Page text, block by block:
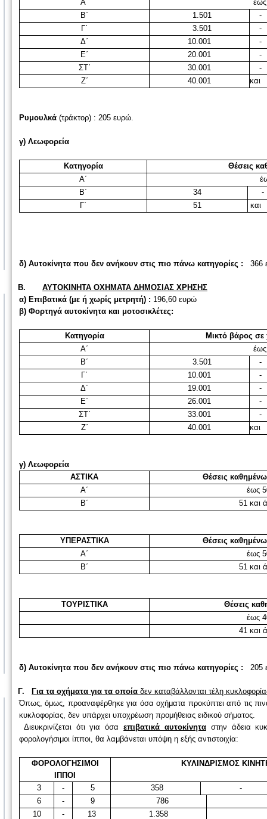
Α΄
έως
Β΄
1.501
-
Γ΄
3.501
-
Δ΄
10.001
-
Ε΄
20.001
-
ΣΤ΄
30.001
-
Ζ΄
40.001
Ρυμουλκά (τράκτορ) : 205 ευρώ.
γ) Λεωφορεία
Κατηγορία
Θέσεις
Α΄
Β΄
34
-
Γ΄
51
δ) Αυτοκίνητα που δεν ανήκουν στις πιο πάνω κατηγορίες : 366
Β. ΑΥΤΟΚΙΝΗΤΑ ΟΧΗΜΑΤΑ ΔΗΜΟΣΙΑΣ ΧΡΗΣΗΣ
α) Επιβατικά (με ή χωρίς μετρητή) : 196,60 ευρώ
β) Φορτηγά αυτοκίνητα και μοτοσικλέτες:
Κατηγορία
Μικτό βάρος σε
Α΄
έως
Β΄
3.501
-
Γ΄
10.001
-
Δ΄
19.001
-
Ε΄
26.001
-
ΣΤ΄
33.001
-
Ζ΄
40.001
γ) Λεωφορεία
ΑΣΤΙΚΑ
Θέσεις
Α΄
έως
Β΄
51 και
ΥΠΕΡΑΣΤΙΚΑ
Θέσεις
Α΄
έως
Β΄
51 και
ΤΟΥΡΙΣΤΙΚΑ
Θέσεις
έως
41 και
δ) Αυτοκίνητα που δεν ανήκουν στις πιο πάνω κατηγορίες : 205
Γ. Για τα οχήματα για τα οποία δεν καταβάλλονται τέλη
Όπως, όμως, προαναφέρθηκε για όσα οχήματα προκύπτει από τις
κυκλοφορίας, δεν υπάρχει υποχρέωση προμήθειας ειδικού σήματος.
Διευκρινίζεται ότι για όσαεπιβατικά αυτοκίνηταστην άδεια
φορολογήσιμοι ίπποι, θα λαμβάνεται υπόψη η εξής αντιστοιχία:
ΦΟΡΟΛΟΓΗΣΙΜΟΙ
ΙΠΠΟΙ
ΚΥΛΙΝΔΡΙΣΜΟΣ
3 - 5 358
-
6
- 9
786
10
- 13
1.358